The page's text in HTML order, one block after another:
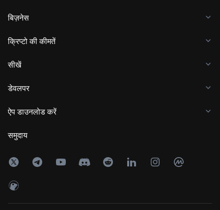
बिज़नेस
क्रिप्टो की कीमतें
सीखें
डेवलपर
ऐप डाउनलोड करें
समुदाय